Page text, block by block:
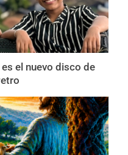
el nuevo disco de